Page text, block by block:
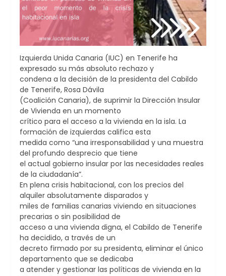
Izquierda Unida Canaria (IUC) en Tenerife ha
expresado su más absoluto rechazo y
condena a la decisión de la presidenta del Cabildo
de Tenerife, Rosa Dávila
(Coalición Canaria), de suprimir la Dirección Insular
de Vivienda en un momento
crítico para el acceso a la vivienda en la isla. La
formación de izquierdas califica esta
medida como “una irresponsabilidad y una muestra
del profundo desprecio que tiene
el actual gobierno insular por las necesidades reales
de la ciudadanía”.
En plena crisis habitacional, con los precios del
alquiler absolutamente disparados y
miles de familias canarias viviendo en situaciones
precarias o sin posibilidad de
acceso a una vivienda digna, el Cabildo de Tenerife
ha decidido, a través de un
decreto firmado por su presidenta, eliminar el único
departamento que se dedicaba
a atender y gestionar las políticas de vivienda en la